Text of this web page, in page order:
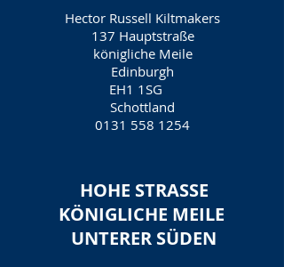
Hector Russell Kiltmakers
137 Hauptstraße
königliche Meile
Edinburgh
EH1 1SG
Schottland
0131 558 1254
HOHE STRASSE
KÖNIGLICHE MEILE
UNTERER SÜDEN